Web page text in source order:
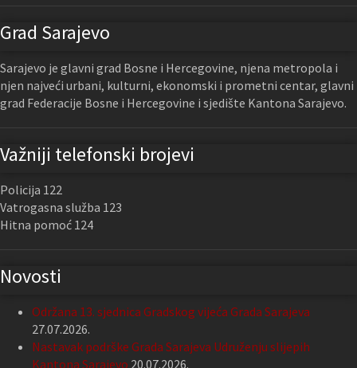
Grad Sarajevo
Sarajevo je glavni grad Bosne i Hercegovine, njena metropola i
njen najveći urbani, kulturni, ekonomski i prometni centar, glavni
grad Federacije Bosne i Hercegovine i sjedište Kantona Sarajevo.
Važniji telefonski brojevi
Policija 122
Vatrogasna služba 123
Hitna pomoć 124
Novosti
Održana 13. sjednica Gradskog vijeća Grada Sarajeva
27.07.2026.
Nastavak podrške Grada Sarajeva Udruženju slijepih
Kantona Sarajevo 20.07.2026.